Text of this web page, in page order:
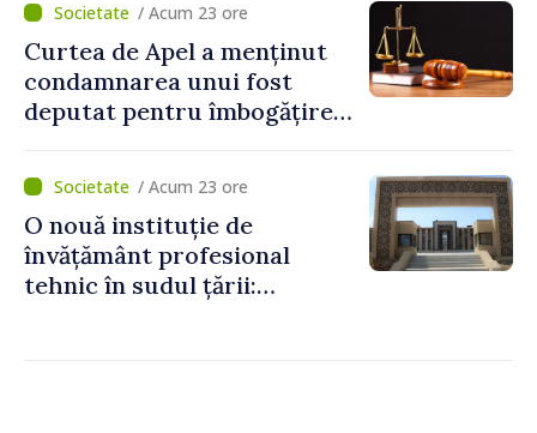
/ Acum 23 ore
Curtea de Apel a menținut
condamnarea unui fost
deputat pentru îmbogățire
statului peste 2,4 milioane
de lei
/ Acum 23 ore
O nouă instituție de
învățământ profesional
tehnic în sudul țării: